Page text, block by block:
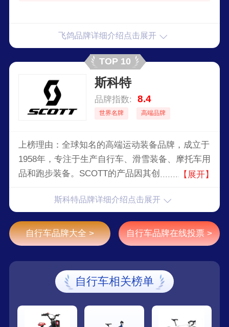
飞鸽品牌详细介绍点击展开
TOP 10
斯科特
品牌指数: 8.4
世界名牌 高端品牌
上榜理由：全球知名的高端运动装备品牌，成立于
1958年，专注于生产自行车、滑雪装备、摩托车用
品和跑步装备。SCOTT的产品因其创新设计、高
的青睐，尤其是在自行车领域，代表车型包括
用性，适合各种地形和骑行风格。
【展开】
斯科特品牌详细介绍点击展开
自行车品牌大全 > 自行车品牌在线投票 >
自行车相关榜单